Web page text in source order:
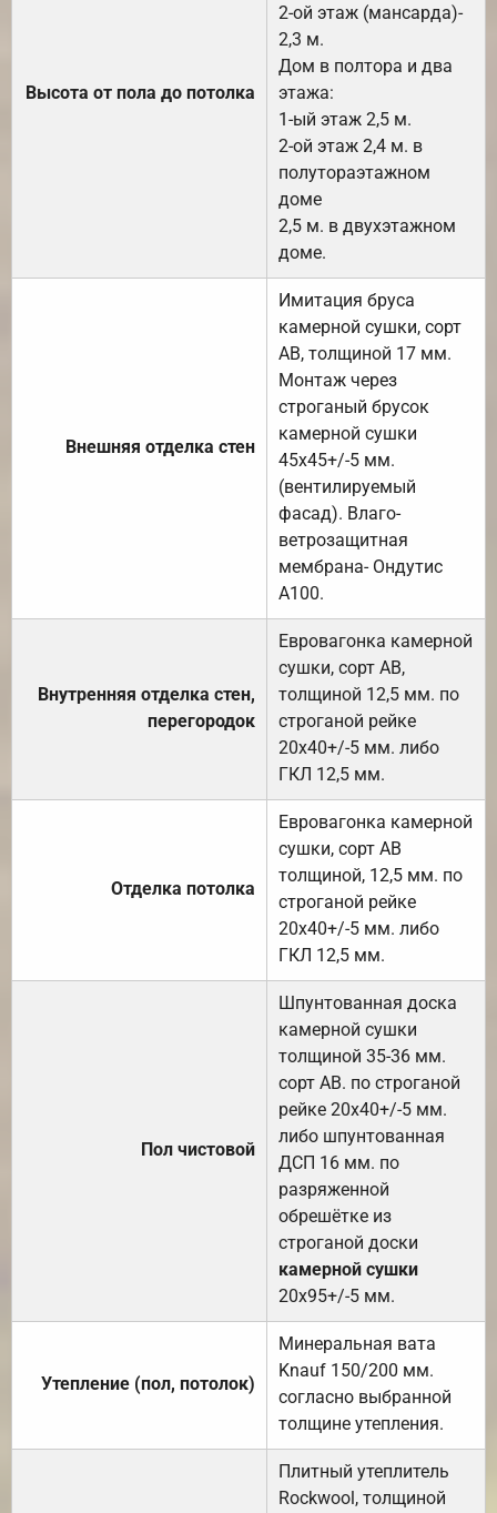
Высота от пола до потолка
2-ой этаж (мансарда)-
2,3 м.
Дом в полтора и два
этажа:
1-ый этаж 2,5 м.
2-ой этаж 2,4 м. в
полутораэтажном
доме
2,5 м. в двухэтажном
доме.
Внешняя отделка стен
Имитация бруса
камерной сушки, сорт
АВ, толщиной 17 мм.
Монтаж через
строганый брусок
камерной сушки
45х45+/-5 мм.
(вентилируемый
фасад). Влаго-
ветрозащитная
мембрана- Ондутис
А100.
Внутренняя отделка стен,
перегородок
Евровагонка камерной
сушки, сорт АВ,
толщиной 12,5 мм. по
строганой рейке
20х40+/-5 мм. либо
ГКЛ 12,5 мм.
Отделка потолка
Евровагонка камерной
сушки, сорт АВ
толщиной, 12,5 мм. по
строганой рейке
20х40+/-5 мм. либо
ГКЛ 12,5 мм.
Пол чистовой
Шпунтованная доска
камерной сушки
толщиной 35-36 мм.
сорт АВ. по строганой
рейке 20х40+/-5 мм.
либо шпунтованная
ДСП 16 мм. по
разряженной
обрешётке из
строганой доски
камерной сушки
20х95+/-5 мм.
Утепление (пол, потолок)
Минеральная вата
Knauf 150/200 мм.
согласно выбранной
толщине утепления.
Плитный утеплитель
Rockwool, толщиной